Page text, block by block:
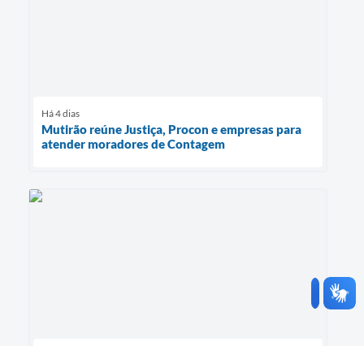
Há 4 dias
Mutirão reúne Justiça, Procon e empresas para
atender moradores de Contagem